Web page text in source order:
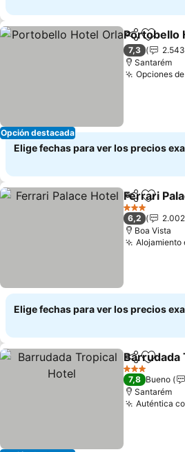
Opción destacada
Compartir
Portobello
7,3
2.543
Santarém
Opciones
Elige fechas para ver los precios
Compartir
Ferrari
3 Estrellas
6,2
2.002
Boa Vista
Alojamiento
Elige fechas para ver los precios
Compartir
Barrudada
3 Estrellas
7,8 Bueno
Santarém
Auténtica